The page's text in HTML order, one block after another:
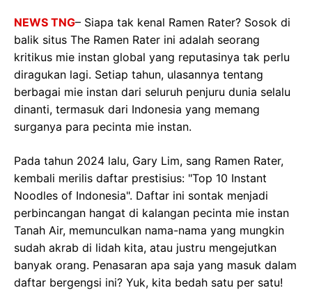
NEWS TNG– Siapa tak kenal Ramen Rater? Sosok di
balik situs The Ramen Rater ini adalah seorang
kritikus mie instan global yang reputasinya tak perlu
diragukan lagi. Setiap tahun, ulasannya tentang
berbagai mie instan dari seluruh penjuru dunia selalu
dinanti, termasuk dari Indonesia yang memang
surganya para pecinta mie instan.
Pada tahun 2024 lalu, Gary Lim, sang Ramen Rater,
kembali merilis daftar prestisius: "Top 10 Instant
Noodles of Indonesia". Daftar ini sontak menjadi
perbincangan hangat di kalangan pecinta mie instan
Tanah Air, memunculkan nama-nama yang mungkin
sudah akrab di lidah kita, atau justru mengejutkan
banyak orang. Penasaran apa saja yang masuk dalam
daftar bergengsi ini? Yuk, kita bedah satu per satu!